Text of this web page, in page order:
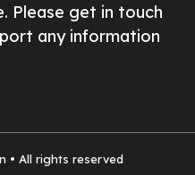
Please get in touch
any information
• All rights reserved